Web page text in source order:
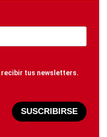
tus newsletters.
SUSCRIBIRSE